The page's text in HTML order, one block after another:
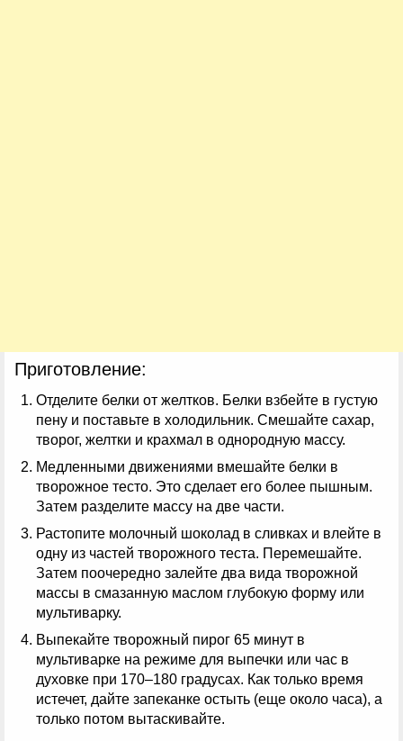
Приготовление:
Отделите белки от желтков. Белки взбейте в густую
пену и поставьте в холодильник. Смешайте сахар,
творог, желтки и крахмал в однородную массу.
Медленными движениями вмешайте белки в
творожное тесто. Это сделает его более пышным.
Затем разделите массу на две части.
Растопите молочный шоколад в сливках и влейте в
одну из частей творожного теста. Перемешайте.
Затем поочередно залейте два вида творожной
массы в смазанную маслом глубокую форму или
мультиварку.
Выпекайте творожный пирог 65 минут в
мультиварке на режиме для выпечки или час в
духовке при 170–180 градусах. Как только время
истечет, дайте запеканке остыть (еще около часа), а
только потом вытаскивайте.